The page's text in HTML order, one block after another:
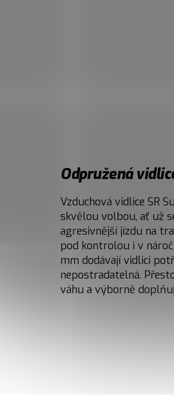
Odpružená
Vzduchová vidlice SR
skvělou volbou, ať už
agresivnější jízdu na
pod kontrolou i v
mm dodávají vidlici
nepostradatelná.
váhu a výborně